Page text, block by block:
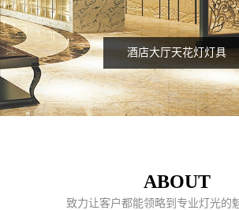
酒店大厅天花灯灯具
ABOUT
致力让客户都能领略到专业灯光的